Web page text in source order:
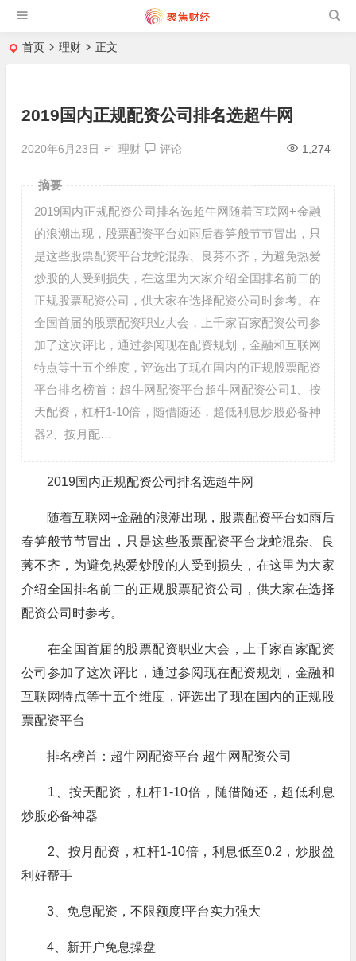
首页 理财 正文
2019国内正规配资公司排名选超牛网
2020年6月23日 理财 评论 1,274
摘要
2019国内正规配资公司排名选超牛网随着互联网+金融
的浪潮出现，股票配资平台如雨后春笋般节节冒出，只
是这些股票配资平台龙蛇混杂、良莠不齐，为避免热爱
炒股的人受到损失，在这里为大家介绍全国排名前二的
正规股票配资公司，供大家在选择配资公司时参考。在
全国首届的股票配资职业大会，上千家百家配资公司参
加了这次评比，通过参阅现在配资规划，金融和互联网
特点等十五个维度，评选出了现在国内的正规股票配资
平台排名榜首：超牛网配资平台超牛网配资公司1、按
天配资，杠杆1-10倍，随借随还，超低利息炒股必备神
器2、按月配…
2019国内正规配资公司排名选超牛网
随着互联网+金融的浪潮出现，股票配资平台如雨后
春笋般节节冒出，只是这些股票配资平台龙蛇混杂、良
莠不齐，为避免热爱炒股的人受到损失，在这里为大家
介绍全国排名前二的正规股票配资公司，供大家在选择
配资公司时参考。
在全国首届的股票配资职业大会，上千家百家配资
公司参加了这次评比，通过参阅现在配资规划，金融和
互联网特点等十五个维度，评选出了现在国内的正规股
票配资平台
排名榜首：超牛网配资平台 超牛网配资公司
1、按天配资，杠杆1-10倍，随借随还，超低利息
炒股必备神器
2、按月配资，杠杆1-10倍，利息低至0.2，炒股盈
利好帮手
3、免息配资，不限额度!平台实力强大
4、新开户免息操盘